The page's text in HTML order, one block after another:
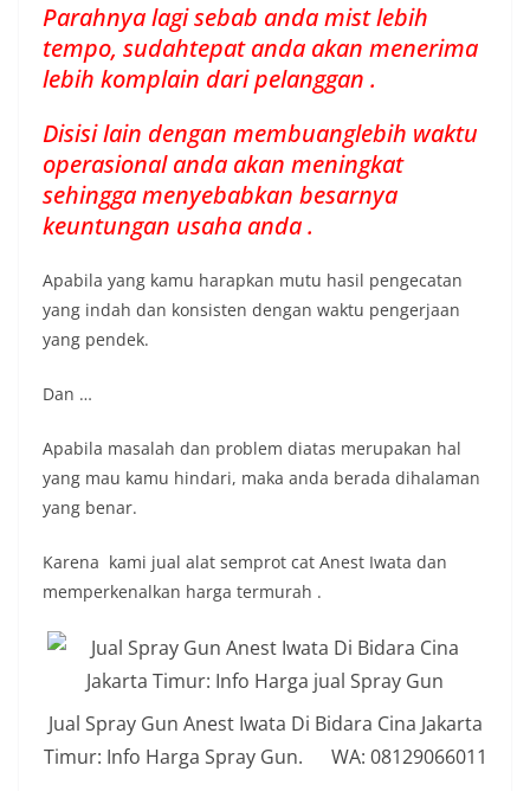
Parahnya lagi sebab anda mist lebih
tempo, sudahtepat anda akan menerima
lebih komplain dari pelanggan .
Disisi lain dengan membuanglebih waktu
operasional anda akan meningkat
sehingga menyebabkan besarnya
keuntungan usaha anda .
Apabila yang kamu harapkan mutu hasil pengecatan
yang indah dan konsisten dengan waktu pengerjaan
yang pendek.
Dan …
Apabila masalah dan problem diatas merupakan hal
yang mau kamu hindari, maka anda berada dihalaman
yang benar.
Karena kami jual alat semprot cat Anest Iwata dan
memperkenalkan harga termurah .
Jual Spray Gun Anest Iwata Di Bidara Cina Jakarta
Timur: Info Harga Spray Gun. WA: 08129066011